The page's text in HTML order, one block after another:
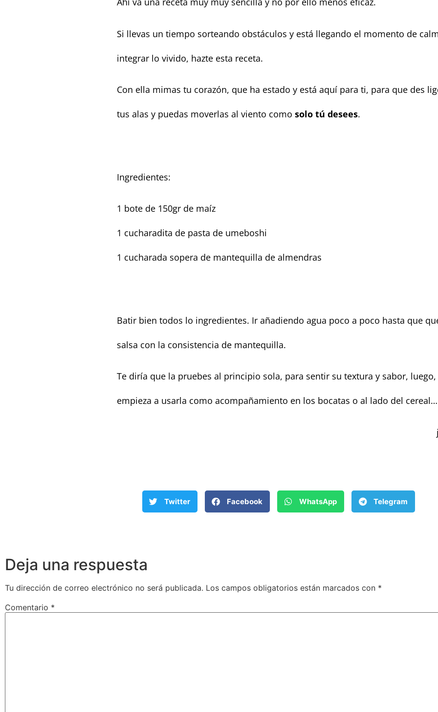
Si llevas un tiempo sorteando obstáculos y está llegando el momento de
integrar lo vivido, hazte esta receta.
Con ella mimas tu corazón, que ha estado y está aquí para ti, para que des
tus alas y puedas moverlas al viento comosolo tú desees.
Ingredientes:
1 bote de 150gr de maíz
1 cucharadita de pasta de umeboshi
1 cucharada sopera de mantequilla de almendras
Batir bien todos lo ingredientes. Ir añadiendo agua poco a poco hasta que
salsa con la consistencia de mantequilla.
Te diría que la pruebes al principio sola, para sentir su textura y sabor, luego,
empieza a usarla como acompañamiento en los bocatas o al lado del cereal…
Twitter Facebook WhatsApp Telegram
Deja una respuesta
Tu dirección de correo electrónico no será publicada. Los campos obligatorios están marcados con *
Comentario *